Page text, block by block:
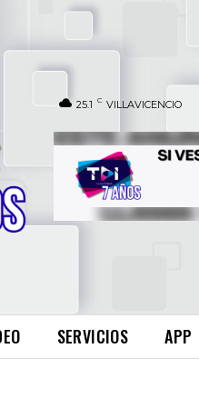
25.1 C VILLAVICENCIO
SERVICIOS APP